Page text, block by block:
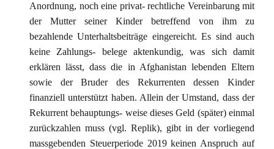
Anordnung, noch eine privat- rechtliche Vereinbarung mit
der Mutter seiner Kinder betreffend von ihm zu
bezahlende Unterhaltsbeiträge eingereicht. Es sind auch
keine Zahlungs- belege aktenkundig, was sich damit
erklären lässt, dass die in Afghanistan lebenden Eltern
sowie der Bruder des Rekurrenten dessen Kinder
finanziell unterstützt haben. Allein der Umstand, dass der
Rekurrent behauptungs- weise dieses Geld (später) einmal
zurückzahlen muss (vgl. Replik), gibt in der vorliegend
massgebenden Steuerperiode 2019 keinen Anspruch auf